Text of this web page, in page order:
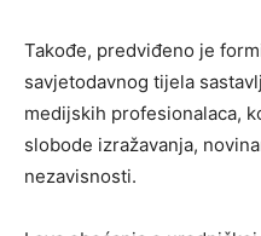
Takođe, predviđeno je
savjetodavnog tijela
medijskih profesionalaca,
slobode izražavanja,
nezavisnosti.